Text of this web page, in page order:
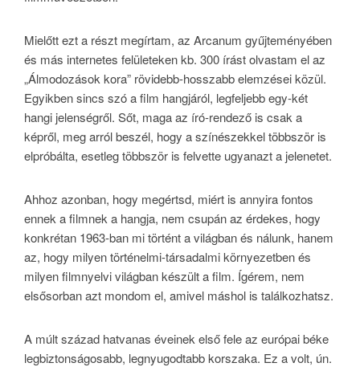
Mielőtt ezt a részt megírtam, az Arcanum gyűjteményében
és más internetes felületeken kb. 300 írást olvastam el az
„Álmodozások kora” rövidebb-hosszabb elemzései közül.
Egyikben sincs szó a film hangjáról, legfeljebb egy-két
hangi jelenségről. Sőt, maga az író-rendező is csak a
képről, meg arról beszél, hogy a színészekkel többször is
elpróbálta, esetleg többször is felvette ugyanazt a jelenetet.
Ahhoz azonban, hogy megértsd, miért is annyira fontos
ennek a filmnek a hangja, nem csupán az érdekes, hogy
konkrétan 1963-ban mi történt a világban és nálunk, hanem
az, hogy milyen történelmi-társadalmi környezetben és
milyen filmnyelvi világban készült a film. Ígérem, nem
elsősorban azt mondom el, amivel máshol is találkozhatsz.
A múlt század hatvanas éveinek első fele az európai béke
legbiztonságosabb, legnyugodtabb korszaka. Ez a volt, ún.